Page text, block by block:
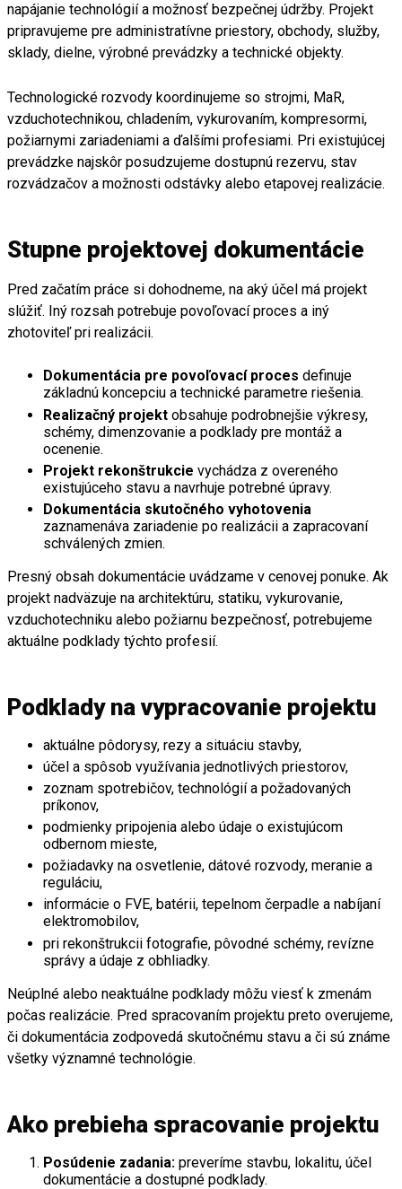
napájanie technológií a možnosť bezpečnej údržby. Projekt
pripravujeme pre administratívne priestory, obchody, služby,
sklady, dielne, výrobné prevádzky a technické objekty.
Technologické rozvody koordinujeme so strojmi, MaR,
vzduchotechnikou, chladením, vykurovaním, kompresormi,
požiarnymi zariadeniami a ďalšími profesiami. Pri existujúcej
prevádzke najskôr posudzujeme dostupnú rezervu, stav
rozvádzačov a možnosti odstávky alebo etapovej realizácie.
Stupne projektovej dokumentácie
Pred začatím práce si dohodneme, na aký účel má projekt
slúžiť. Iný rozsah potrebuje povoľovací proces a iný
zhotoviteľ pri realizácii.
Dokumentácia pre povoľovací proces definuje
základnú koncepciu a technické parametre riešenia.
Realizačný projekt obsahuje podrobnejšie výkresy,
schémy, dimenzovanie a podklady pre montáž a
ocenenie.
Projekt rekonštrukcie vychádza z overeného
existujúceho stavu a navrhuje potrebné úpravy.
Dokumentácia skutočného vyhotovenia
zaznamenáva zariadenie po realizácii a zapracovaní
schválených zmien.
Presný obsah dokumentácie uvádzame v cenovej ponuke. Ak
projekt nadväzuje na architektúru, statiku, vykurovanie,
vzduchotechniku alebo požiarnu bezpečnosť, potrebujeme
aktuálne podklady týchto profesií.
Podklady na vypracovanie projektu
aktuálne pôdorysy, rezy a situáciu stavby,
účel a spôsob využívania jednotlivých priestorov,
zoznam spotrebičov, technológií a požadovaných
príkonov,
podmienky pripojenia alebo údaje o existujúcom
odbernom mieste,
požiadavky na osvetlenie, dátové rozvody, meranie a
reguláciu,
informácie o FVE, batérii, tepelnom čerpadle a nabíjaní
elektromobilov,
pri rekonštrukcii fotografie, pôvodné schémy, revízne
správy a údaje z obhliadky.
Neúplné alebo neaktuálne podklady môžu viesť k zmenám
počas realizácie. Pred spracovaním projektu preto overujeme,
či dokumentácia zodpovedá skutočnému stavu a či sú známe
všetky významné technológie.
Ako prebieha spracovanie projektu
Posúdenie zadania: preveríme stavbu, lokalitu, účel
dokumentácie a dostupné podklady.